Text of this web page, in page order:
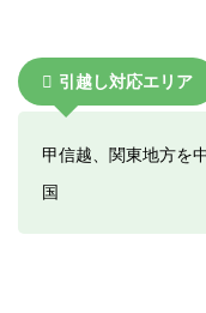
引越し対応エリア
甲信越、関東地方を
国